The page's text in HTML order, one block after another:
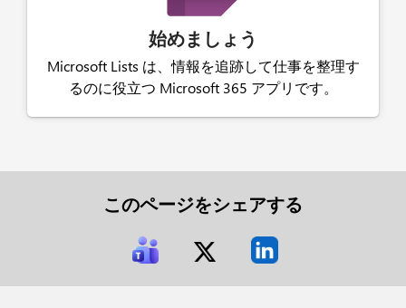
始めましょう
Microsoft Lists は、情報を追跡して仕事を整理す
るのに役立つ Microsoft 365 アプリです。
このページをシェアする